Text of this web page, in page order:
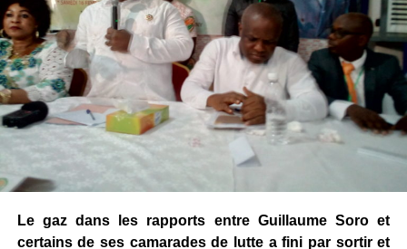
Le gaz dans les rapports entre Guillaume Soro et
certains de ses camarades de lutte a fini par sortir et